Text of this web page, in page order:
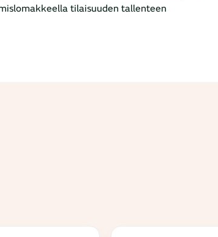
tilaisuuden tallenteen